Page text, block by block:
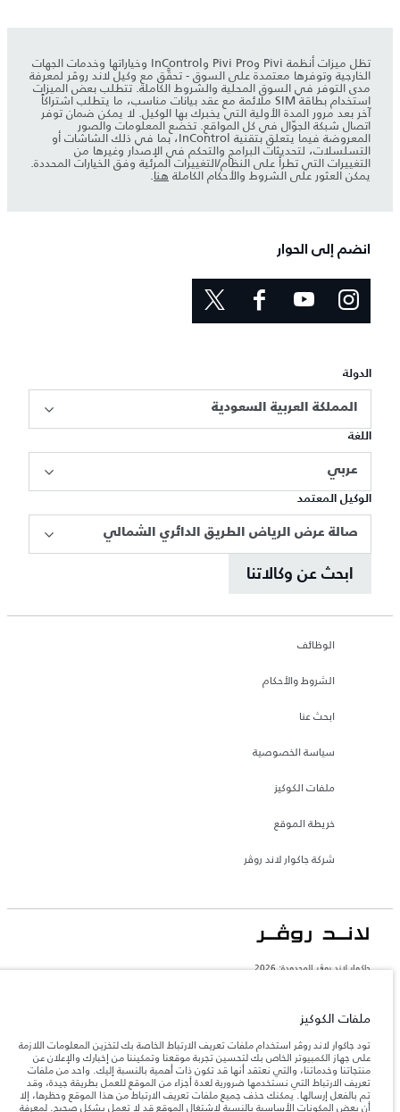
تظل ميزات أنظمة Pivi وPivi Pro وInControl وخياراتها وخدمات الجهات
الخارجية وتوفرها معتمدة على السوق - تحقَّق مع وكيل لاند روڤر لمعرفة
مدى التوفر في السوق المحلية والشروط الكاملة. تتطلب بعض الميزات
استخدام بطاقة SIM ملائمة مع عقد بيانات مناسب، ما يتطلب اشتراكاً
آخر بعد مرور المدة الأولية التي يخبرك بها الوكيل. لا يمكن ضمان توفر
اتصال شبكة الجوّال في كل المواقع. تخضع المعلومات والصور
المعروضة فيما يتعلق بتقنية InControl، بما في ذلك الشاشات أو
التسلسلات، لتحديثات البرامج والتحكم في الإصدار وغيرها من
التغييرات التي تطرأ على النظام/التغييرات المرئية وفق الخيارات المحددة.
يمكن العثور على الشروط والأحكام الكاملة هنا.
انضم إلى الحوار
الدولة
المملكة العربية السعودية
اللغة
عربي
الوكيل المعتمد
صالة عرض الرياض الطريق الدائري الشمالي
ابحث عن وكالاتنا
الوظائف
الشروط والأحكام
ابحث عنا
سياسة الخصوصية
ملفات الكوكيز
خريطة الموقع
شركة جاكوار لاند روڤر
جاكوار لاند روڨر المحدودة: 2026
تعكس الأوزان المذكورة مواصفات السيارة القياسية. سوف تؤثر الإكسسوارات وغيرها من
العناصر المثبتة بعد نقطة التصنيع في الحمولة. تأكد من عدم تجاوز الوزن الإجمالي للسيارة
والحمولة.
المعلومات والمواصفات والأسعار والألوان المذكورة على هذا الموقع قد تختلف من بلد إلى
آخر، كما أنّها قد تتغير بدون إشعار مسبق. الرجاء التواصل مع وكيلنا المحلي للتأكد من توفّرها
ملفات الكوكيز
تود جاكوار لاند روڤر استخدام ملفات تعريف الارتباط الخاصة بك لتخزين المعلومات اللازمة
على جهاز الكمبيوتر الخاص بك لتحسين تجربة موقعنا وتمكيننا من إخبارك والإعلان عن
منتجاتنا وخدماتنا، والتي نعتقد أنها قد تكون ذات أهمية بالنسبة إليك. واحد من ملفات
تعريف الارتباط التي نستخدمها ضرورية لعدة أجزاء من الموقع للعمل بطريقة جيدة، وقد
تم بالفعل إرسالها. يمكنك حذف جميع ملفات تعريف الارتباط من هذا الموقع وحظرها، إلا
أن بعض المكونات الأساسية بالنسبة لاشتغال الموقع قد لا تعمل بشكل صحيح. لمعرفة